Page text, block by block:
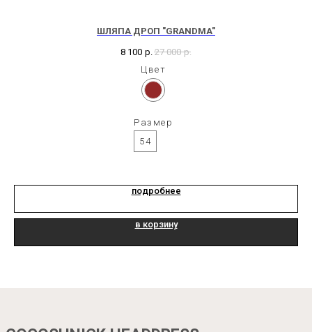
ШЛЯПА ДРОП "GRANDMA"
8 100 р. 27 000 р.
Цвет
Размер
54
подробнее
в корзину